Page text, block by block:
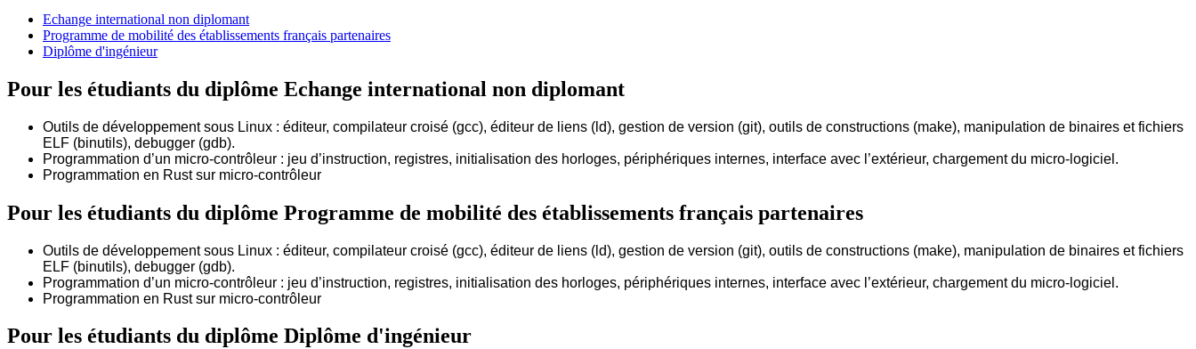
Echange international non diplomant
Programme de mobilité des établissements français partenaires
Diplôme d'ingénieur
Pour les étudiants du diplôme Echange international non diplomant
Outils de développement sous Linux : éditeur, compilateur croisé (gcc), éditeur de liens (ld), gestion de version (git), outils de constructions (make), manipulation de binaires et fichiers
ELF (binutils), debugger (gdb).
Programmation d’un micro-contrôleur : jeu d’instruction, registres, initialisation des horloges, périphériques internes, interface avec l’extérieur, chargement du micro-logiciel.
Programmation en Rust sur micro-contrôleur
Pour les étudiants du diplôme Programme de mobilité des établissements français partenaires
Outils de développement sous Linux : éditeur, compilateur croisé (gcc), éditeur de liens (ld), gestion de version (git), outils de constructions (make), manipulation de binaires et fichiers
ELF (binutils), debugger (gdb).
Programmation d’un micro-contrôleur : jeu d’instruction, registres, initialisation des horloges, périphériques internes, interface avec l’extérieur, chargement du micro-logiciel.
Programmation en Rust sur micro-contrôleur
Pour les étudiants du diplôme Diplôme d'ingénieur